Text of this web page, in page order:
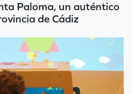
Paloma, un auténtico
de Cádiz